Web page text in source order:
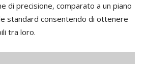
di precisione, comparato a un piano
standard consentendo di ottenere
tra loro.